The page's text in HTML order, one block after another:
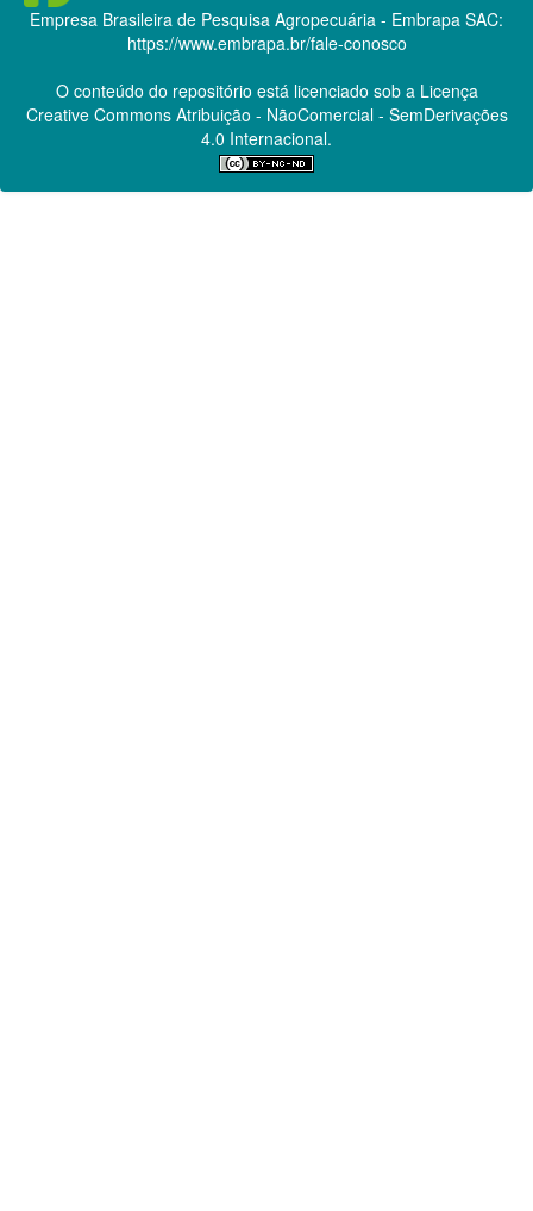
Empresa Brasileira de Pesquisa Agropecuária - Embrapa SAC:
https://www.embrapa.br/fale-conosco
O conteúdo do repositório está licenciado sob a Licença
Creative CommonsAtribuição - NãoComercial - SemDerivações
4.0 Internacional.